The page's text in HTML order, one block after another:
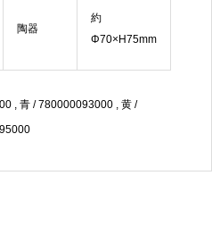
陶器
約
Φ70×H75mm
, 青 / 780000093000 , 黄 /